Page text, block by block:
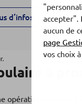
d’infos
à
en cours ?
accepter".
aucun de
page
vos choix